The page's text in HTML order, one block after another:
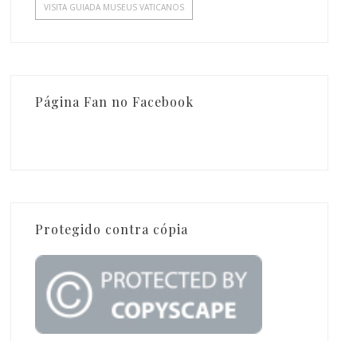
VISITA GUIADA MUSEUS VATICANOS
Página Fan no Facebook
Protegido contra cópia